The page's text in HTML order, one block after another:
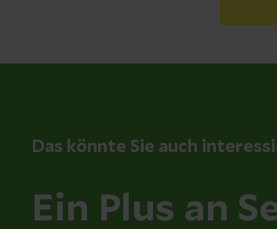
Das könnte Sie auch
Ein Plus an